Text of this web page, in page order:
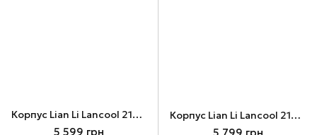
Корпус Lian Li Lancool 216 with ARGB fans Black, без БЖ (G99.LAN216RX.00)
5 599 грн
Корпус Lian Li Lancool 216 with ARGB fans White, без БЖ (G99.LAN216RW.00)